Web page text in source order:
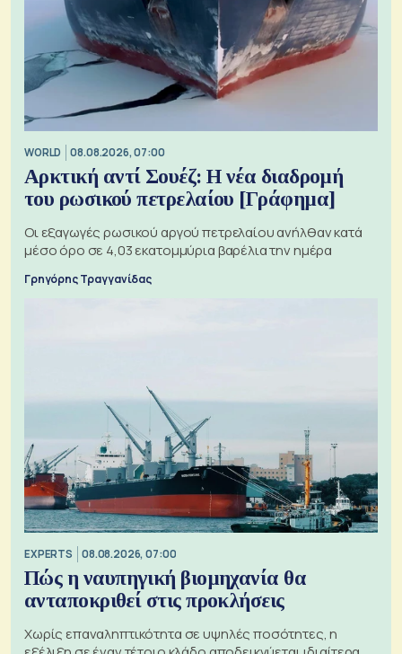
WORLD 08.08.2026, 07:00
Αρκτική αντί Σουέζ: Η νέα διαδρομή
του ρωσικού πετρελαίου [Γράφημα]
Οι εξαγωγές ρωσικού αργού πετρελαίου ανήλθαν κατά
μέσο όρο σε 4,03 εκατομμύρια βαρέλια την ημέρα
Γρηγόρης Τραγγανίδας
EXPERTS 08.08.2026, 07:00
Πώς η ναυπηγική βιομηχανία θα
ανταποκριθεί στις προκλήσεις
Χωρίς επαναληπτικότητα σε υψηλές ποσότητες, η